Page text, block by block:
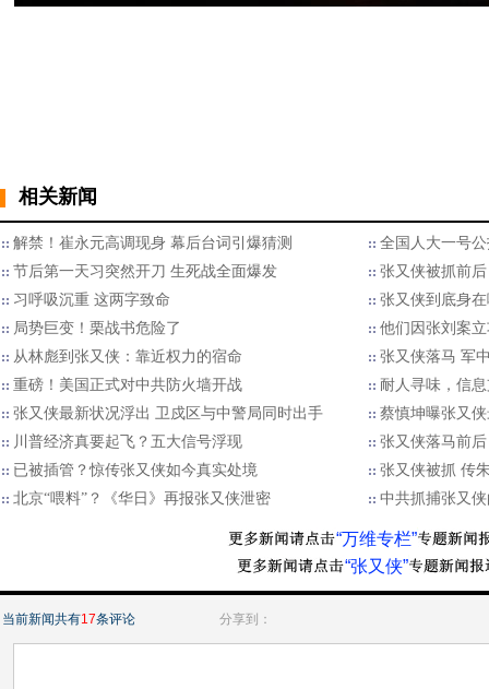
相关新闻
解禁！崔永元高调现身 幕后台词引爆猜测
全国人大一号
节后第一天习突然开刀 生死战全面爆发
张又侠被抓前
习呼吸沉重 这两字致命
张又侠到底身
局势巨变！栗战书危险了
他们因张刘案
从林彪到张又侠：靠近权力的宿命
张又侠落马 军
重磅！美国正式对中共防火墙开战
耐人寻味，信
张又侠最新状况浮出 卫戍区与中警局同时出手
蔡慎坤曝张又
川普经济真要起飞？五大信号浮现
张又侠落马前
已被插管？惊传张又侠如今真实处境
张又侠被抓 传
北京“喂料”？《华日》再报张又侠泄密
中共抓捕张又
“万维专栏”
“张又侠”
当前新闻共有17条评论 分享到：